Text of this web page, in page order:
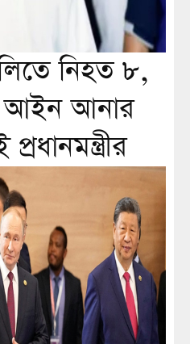
নিহত ৮,
আইন আনার